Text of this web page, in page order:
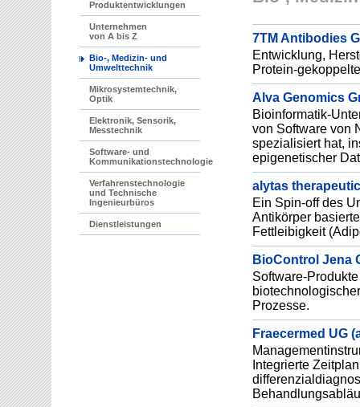
Produktentwicklungen
Unternehmen
von A bis Z
Bio-, Medizin- und
Umwelttechnik
Mikrosystemtechnik,
Optik
Elektronik, Sensorik,
Messtechnik
Software- und
Kommunikationstechnologie
Verfahrenstechnologie
und Technische
Ingenieurbüros
Dienstleistungen
7TM Antibodies
Entwicklung,
Protein-
Alva Genomics
Bioinformatik-
von Software von
spezialisiert hat,
epigenetischer
alytas
Ein Spin-off des
Antikörper
Fettleibigkeit
BioControl Jena
Software-
Prozesse.
Fraecermed UG
Integrierte